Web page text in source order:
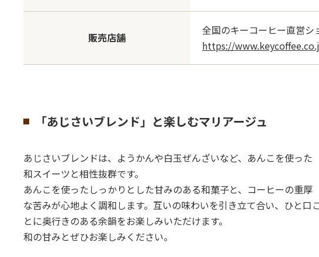
販売店舗
全国のキーコーヒー直営シ
https://
「あじさいブレンド」と楽しむマリアージュ
あじさいブレンドは、ようかんや白玉ぜんざいなど、あんこを使った
和スイーツと相性抜群です。
あんこを使ったしっかりとした甘みのある和菓子と、コーヒーの重厚
な苦みが心地よく調和します。互いの味わいを引き立て合い、ひと口
とに奥行きのある余韻をお楽しみいただけます。
和の甘みとぜひお楽しみください。